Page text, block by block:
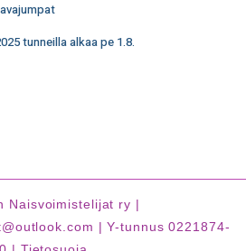
tunneilla alkaa pe 1.8.
Naisvoimistelijat ry |
| Y-tunnus 0221874-